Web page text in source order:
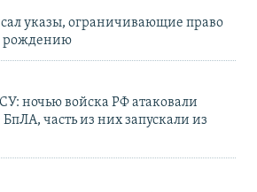
указы, ограничивающие право
рождению
ночью войска РФ атаковали
часть из них запускали из